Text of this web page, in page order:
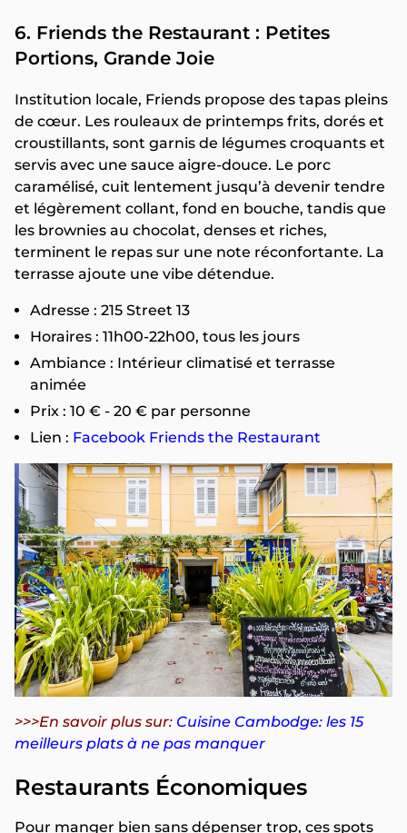
6. Friends the Restaurant : Petites
Portions, Grande Joie
Institution locale, Friends propose des tapas pleins
de cœur. Les rouleaux de printemps frits, dorés et
croustillants, sont garnis de légumes croquants et
servis avec une sauce aigre-douce. Le porc
caramélisé, cuit lentement jusqu’à devenir tendre
et légèrement collant, fond en bouche, tandis que
les brownies au chocolat, denses et riches,
terminent le repas sur une note réconfortante. La
terrasse ajoute une vibe détendue.
Adresse : 215 Street 13
Horaires : 11h00-22h00, tous les jours
Ambiance : Intérieur climatisé et terrasse
animée
Prix : 10 € - 20 € par personne
Lien : Facebook Friends the Restaurant
>>>En savoir plus sur: Cuisine Cambodge: les 15
meilleurs plats à ne pas manquer
Restaurants Économiques
Pour manger bien sans dépenser trop, ces spots